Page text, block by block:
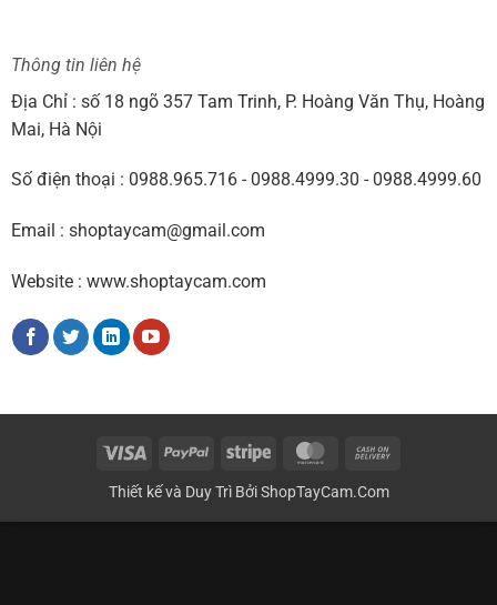
Thông tin liên hệ
Địa Chỉ : số 18 ngõ 357 Tam Trinh, P. Hoàng Văn Thụ, Hoàng
Mai, Hà Nội
Số điện thoại : 0988.965.716 - 0988.4999.30 - 0988.4999.60
Email : shoptaycam@gmail.com
Website : www.shoptaycam.com
Visa PayPal Stripe MasterCard
Thiết kế và Duy Trì BởiShopTayCam.Com